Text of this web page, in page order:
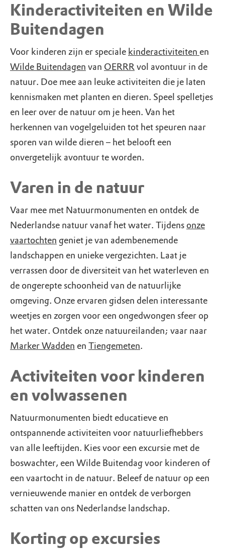
Kinderactiviteiten en Wilde
Buitendagen
Voor kinderen zijn er speciale kinderactiviteiten en
Wilde Buitendagen van OERRRvol avontuur in de
natuur. Doe mee aan leuke activiteiten die je laten
kennismaken met planten en dieren. Speel spelletjes
en leer over de natuur om je heen. Van het
herkennen van vogelgeluiden tot het speuren naar
sporen van wilde dieren – het belooft een
onvergetelijk avontuur te worden.
Varen in de natuur
Vaar mee met Natuurmonumenten en ontdek de
Nederlandse natuur vanaf het water. Tijdens onze
vaartochten geniet je van adembenemende
landschappen en unieke vergezichten. Laat je
verrassen door de diversiteit van het waterleven en
de ongerepte schoonheid van de natuurlijke
omgeving. Onze ervaren gidsen delen interessante
weetjes en zorgen voor een ongedwongen sfeer op
het water. Ontdek onze natuureilanden; vaar naar
Marker Wadden en Tiengemeten.
Activiteiten voor kinderen
en volwassenen
Natuurmonumenten biedt educatieve en
ontspannende activiteiten voor natuurliefhebbers
van alle leeftijden. Kies voor een excursie met de
boswachter, een Wilde Buitendag voor kinderen of
een vaartocht in de natuur. Beleef de natuur op een
vernieuwende manier en ontdek de verborgen
schatten van ons Nederlandse landschap.
Korting op excursies